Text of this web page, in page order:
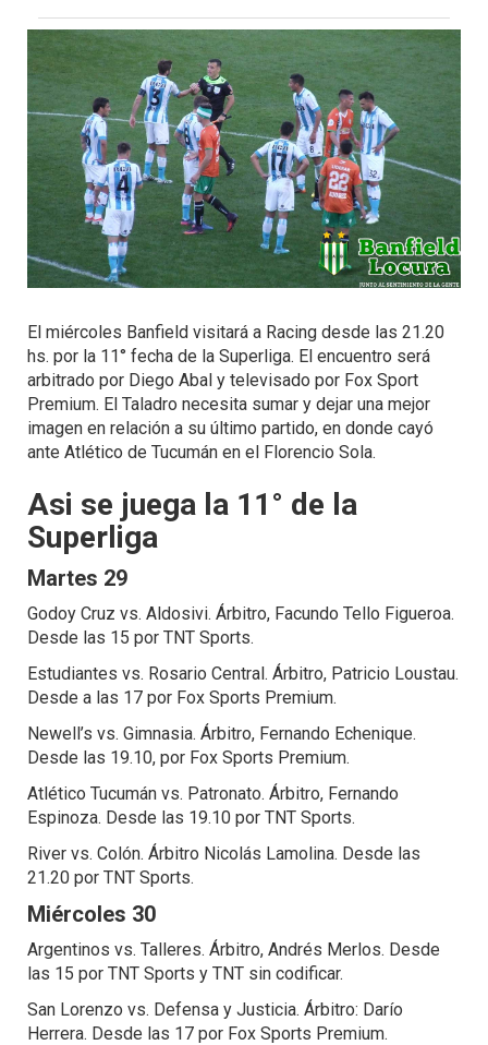
El miércoles Banfield visitará a Racing desde las 21.20
hs. por la 11° fecha de la Superliga. El encuentro será
arbitrado por Diego Abal y televisado por Fox Sport
Premium. El Taladro necesita sumar y dejar una mejor
imagen en relación a su último partido, en donde cayó
ante Atlético de Tucumán en el Florencio Sola.
Asi se juega la 11° de la
Superliga
Martes 29
Godoy Cruz vs. Aldosivi. Árbitro, Facundo Tello Figueroa.
Desde las 15 por TNT Sports.
Estudiantes vs. Rosario Central. Árbitro, Patricio Loustau.
Desde a las 17 por Fox Sports Premium.
Newell’s vs. Gimnasia. Árbitro, Fernando Echenique.
Desde las 19.10, por Fox Sports Premium.
Atlético Tucumán vs. Patronato. Árbitro, Fernando
Espinoza. Desde las 19.10 por TNT Sports.
River vs. Colón. Árbitro Nicolás Lamolina. Desde las
21.20 por TNT Sports.
Miércoles 30
Argentinos vs. Talleres. Árbitro, Andrés Merlos. Desde
las 15 por TNT Sports y TNT sin codificar.
San Lorenzo vs. Defensa y Justicia. Árbitro: Darío
Herrera. Desde las 17 por Fox Sports Premium.